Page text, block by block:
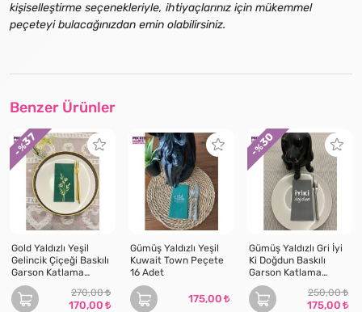
kişiselleştirme seçenekleriyle, ihtiyaçlarınız için mükemmel
peçeteyi bulacağınızdan emin olabilirsiniz.
Benzer Ürünler
Gold Yaldızlı Yeşil
Gelincik Çiçeği Baskılı
Garson Katlama
Peçete 16 lı
270,00
170,00
- %
37
Gümüş Yaldızlı Yeşil
Kuwait Town Peçete
16 Adet
175,00
Gümüş Yaldızlı Gri İyi
Ki Doğdun Baskılı
Garson Katlama
Peçete 16 Adet
250,00
175,00
- %
30